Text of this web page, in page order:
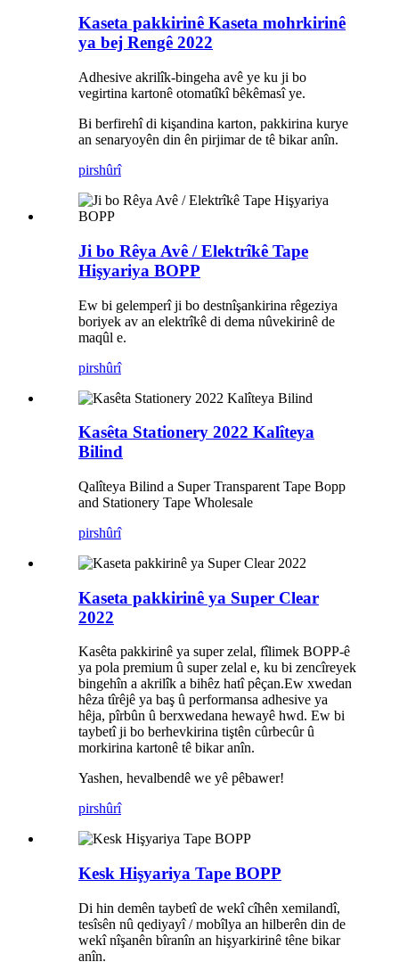
Kaseta pakkirinê Kaseta mohrkirinê
ya bej Rengê 2022
Adhesive akrilîk-bingeha avê ye ku ji bo
vegirtina kartonê otomatîkî bêkêmasî ye.
Bi berfirehî di kişandina karton, pakkirina kurye
an senaryoyên din ên pirjimar de tê bikar anîn.
pirshûrî
Ji bo Rêya Avê / Elektrîkê Tape
Hişyariya BOPP
Ew bi gelemperî ji bo destnîşankirina rêgeziya
boriyek av an elektrîkê di dema nûvekirinê de
maqûl e.
pirshûrî
Kasêta Stationery 2022 Kalîteya
Bilind
Qalîteya Bilind a Super Transparent Tape Bopp
and Stationery Tape Wholesale
pirshûrî
Kaseta pakkirinê ya Super Clear
2022
Kasêta pakkirinê ya super zelal, fîlimek BOPP-ê
ya pola premium û super zelal e, ku bi zencîreyek
bingehîn a akrilîk a bihêz hatî pêçan.Ew xwedan
hêza tîrêjê ya baş û performansa adhesive ya
hêja, pîrbûn û berxwedana hewayê hwd. Ew bi
taybetî ji bo berhevkirina tiştên cûrbecûr û
morkirina kartonê tê bikar anîn.
Yashen, hevalbendê we yê pêbawer!
pirshûrî
Kesk Hişyariya Tape BOPP
Di hin demên taybetî de wekî cîhên xemilandî,
tesîsên nû qediyayî / mobîlya an hilberên din de
wekî nîşanên bîranîn an hişyarkirinê têne bikar
anîn.